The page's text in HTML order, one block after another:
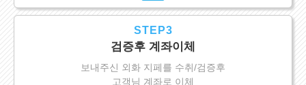
STEP3
검증후 계좌이체
보내주신 외화 지페를 수취/검증후
고객님 계좌로 이체